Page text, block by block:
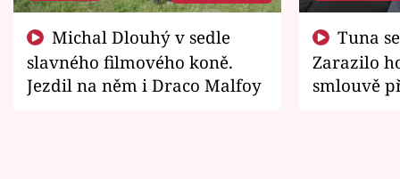
slavného filmového koně.
Jezdil na něm i Draco Malfoy
Zarazilo
smlouvě